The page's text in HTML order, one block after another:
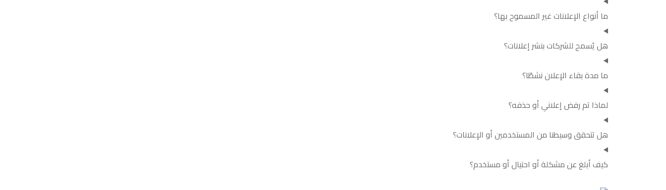
ما أنواع الإعلانات غير المسموح بها؟
هل يُسمح للشركات بنشر إعلانات؟
ما مدة بقاء الإعلان نشطًا؟
لماذا تم رفض إعلاني أو حذفه؟
هل تتحقق وسيطنا من المستخدمين أو الإعلانات؟
كيف أبلغ عن مشكلة أو احتيال أو مستخدم؟